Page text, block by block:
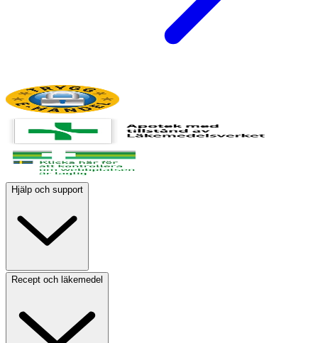
Hjälp och support
Recept och läkemedel